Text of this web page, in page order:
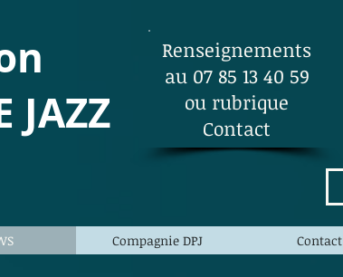
JAZZ
Renseignements
au 07 85 13 40 59
ou rubrique
Contact
Compagnie DPJ Contact